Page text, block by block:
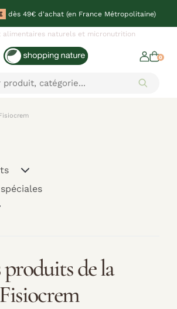
dès 49€ d'achat (en France Métropolitaine)
alimentaires naturels et micronutrition
0
produits de la